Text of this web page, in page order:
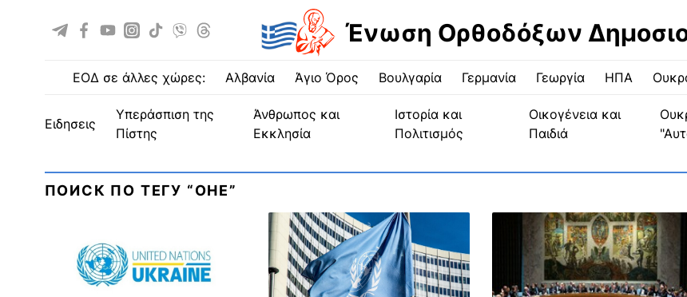
Ένωση Ορθοδόξων
ΕΟΔ σε άλλες χώρες: Αλβανία Άγιο Όρος Βουλγαρία Γερμανία Γεωργία ΗΠΑ
ειδησεις
Υπεράσπιση της
Πίστης
Άνθρωπος και
Εκκλησία
Ιστορία και
Πολιτισμός
Οικογένεια και
Παιδιά
ПОИСК ПО ТЕГУ “ОΗΕ”